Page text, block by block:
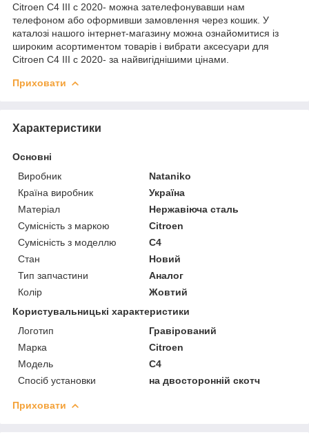
Citroen C4 III с 2020- можна зателефонувавши нам
телефоном або оформивши замовлення через кошик. У
каталозі нашого інтернет-магазину можна ознайомитися із
широким асортиментом товарів і вибрати аксесуари для
Citroen C4 III с 2020- за найвигіднішими цінами.
Приховати
Характеристики
Основні
Виробник
Nataniko
Країна виробник
Україна
Матеріал
Нержавіюча сталь
Сумісність з маркою
Citroen
Сумісність з моделлю
C4
Стан
Новий
Тип запчастини
Аналог
Колір
Жовтий
Користувальницькі характеристики
Логотип
Гравірований
Марка
Citroen
Мoдель
C4
Спосіб установки
на двосторонній скотч
Приховати